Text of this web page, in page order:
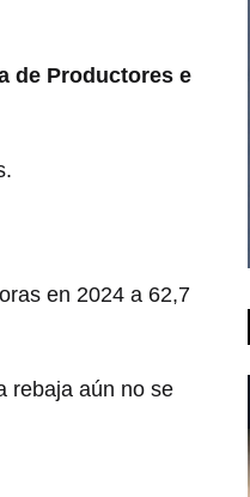
de Productores e
en 2024 a 62,7
rebaja aún no se